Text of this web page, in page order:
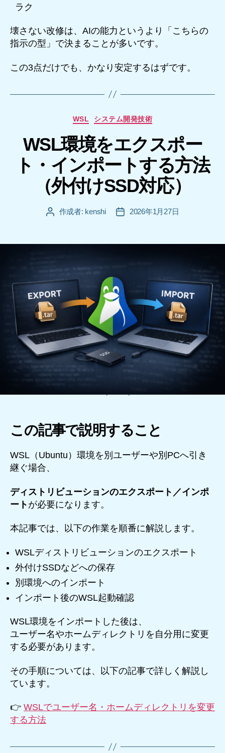
ラク
壊さない改修は、AIの能力というより「こちらの
指示の型」で決まることが多いです。
この3点だけでも、かなり安定するはずです。
カ
ゴ
リ
ー
WSL システム開発技術
WSL環境をエクスポー
ト・インポートする方法
（外付けSSD対応）
投 作成者: kenshi
投
2026年1月27日
この記事で説明すること
WSL（Ubuntu）環境を別ユーザーや別PCへ引き
継ぐ場合、
ディストリビューションのエクスポート／インポ
ート が必要になります。
本記事では、以下の作業を順番に解説します。
WSLディストリビューションのエクスポート
外付けSSDなどへの保存
別環境へのインポート
インポート後のWSL起動確認
WSL環境をインポートした後は、
ユーザー名やホームディレクトリを自分用に変更
する必要があります。
その手順については、以下の記事で詳しく解説し
ています。
👉 WSLでユーザー名・ホームディレクトリを変更
する方法